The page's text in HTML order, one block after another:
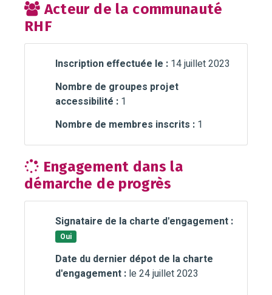
Acteur de la communauté
RHF
Inscription effectuée le : 14 juillet 2023
Nombre de groupes projet
accessibilité : 1
Nombre de membres inscrits : 1
Engagement dans la
démarche de progrès
Signataire de la charte d'engagement :
Oui
Date du dernier dépot de la charte
d'engagement : le 24 juillet 2023